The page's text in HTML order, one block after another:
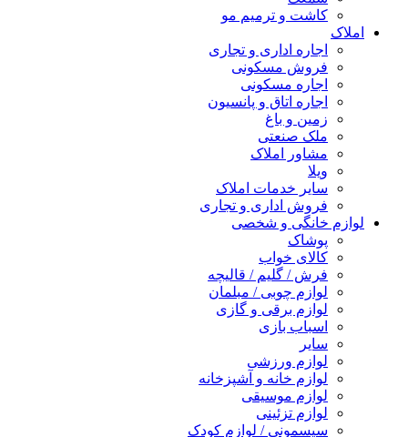
کاشت و ترمیم مو
املاک
اجاره اداری و تجاری
فروش مسکونی
اجاره مسکونی
اجاره اتاق و پانسیون
زمین و باغ
ملک صنعتی
مشاور املاک
ویلا
سایر خدمات املاک
فروش اداری و تجاری
لوازم خانگی و شخصی
پوشاک
کالای خواب
فرش / گلیم / قالیچه
لوازم چوبی / مبلمان
لوازم برقی و گازی
اسباب بازی
سایر
لوازم ورزشی
لوازم خانه و آشپزخانه
لوازم موسیقی
لوازم تزئینی
سیسمونی / لوازم کودک